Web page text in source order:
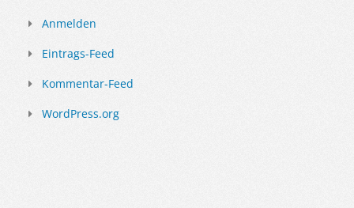
Anmelden
Eintrags-Feed
Kommentar-Feed
WordPress.org